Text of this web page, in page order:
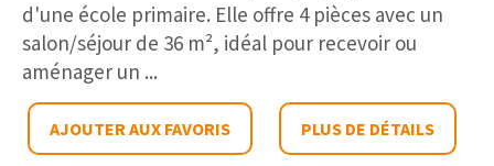
d'une école primaire. Elle offre 4 pièces avec un
salon/séjour de 36 m², idéal pour recevoir ou
aménager un ...
AJOUTER AUX FAVORIS PLUS DE DÉTAILS